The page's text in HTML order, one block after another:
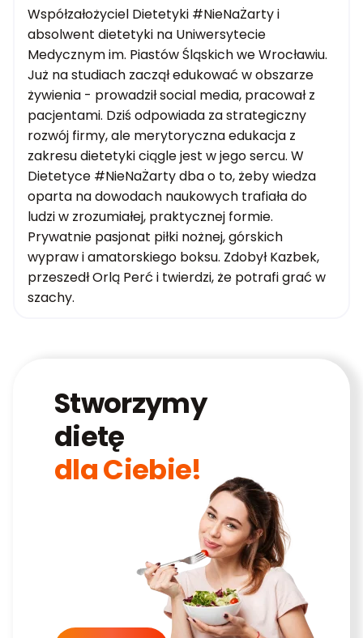
Współzałożyciel Dietetyki #NieNaŻarty i
absolwent dietetyki na Uniwersytecie
Medycznym im. Piastów Śląskich we Wrocławiu.
Już na studiach zaczął edukować w obszarze
żywienia - prowadził social media, pracował z
pacjentami. Dziś odpowiada za strategiczny
rozwój firmy, ale merytoryczna edukacja z
zakresu dietetyki ciągle jest w jego sercu. W
Dietetyce #NieNaŻarty dba o to, żeby wiedza
oparta na dowodach naukowych trafiała do
ludzi w zrozumiałej, praktycznej formie.
Prywatnie pasjonat piłki nożnej, górskich
wypraw i amatorskiego boksu. Zdobył Kazbek,
przeszedł Orlą Perć i twierdzi, że potrafi grać w
szachy.
Stworzymy
dietę
dla Ciebie!